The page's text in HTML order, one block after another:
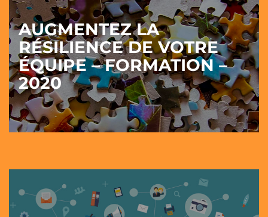
AUGMENTEZ LA
RÉSILIENCE DE VOTRE
ÉQUIPE – FORMATION –
2020